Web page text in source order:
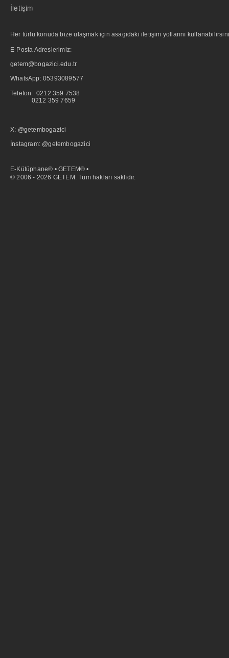
İletişim
Her türlü konuda bize ulaşmak için asagıdaki iletişim yollarını
E-Posta Adreslerimiz:
getem@bogazici.edu.tr
WhatsApp: 05393089577
Telefon: 0212 359 7538
0212 359 7659
X: @getembogazici
İnstagram: @getembogazici
E-Kütüphane® • GETEM® •
© 2006 - 2026 GETEM. Tüm hakları saklıdır.